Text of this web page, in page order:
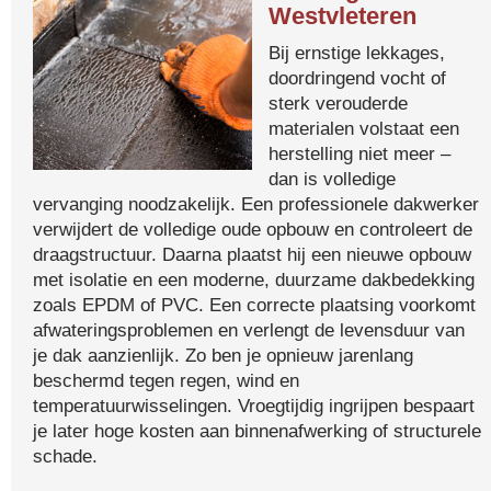
Westvleteren
Bij ernstige lekkages,
doordringend vocht of
sterk verouderde
materialen volstaat een
herstelling niet meer –
dan is volledige
vervanging noodzakelijk. Een professionele dakwerker
verwijdert de volledige oude opbouw en controleert de
draagstructuur. Daarna plaatst hij een nieuwe opbouw
met isolatie en een moderne, duurzame dakbedekking
zoals EPDM of PVC. Een correcte plaatsing voorkomt
afwateringsproblemen en verlengt de levensduur van
je dak aanzienlijk. Zo ben je opnieuw jarenlang
beschermd tegen regen, wind en
temperatuurwisselingen. Vroegtijdig ingrijpen bespaart
je later hoge kosten aan binnenafwerking of structurele
schade.